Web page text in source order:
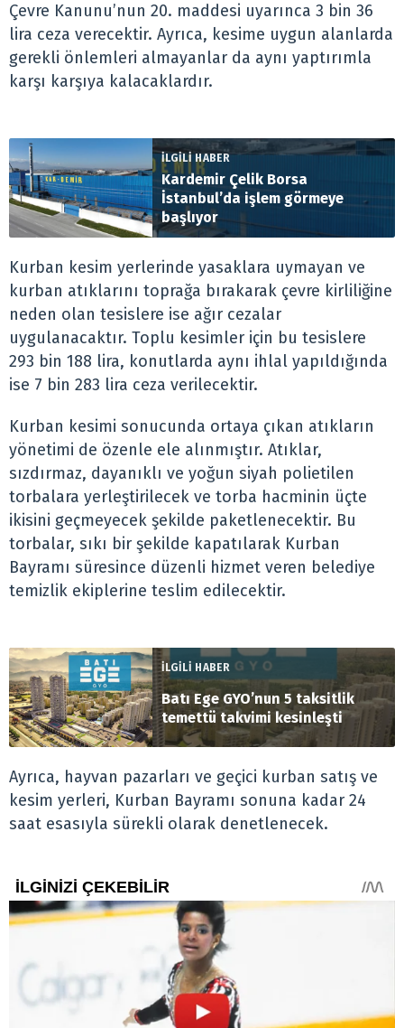
Çevre Kanunu’nun 20. maddesi uyarınca 3 bin 36
lira ceza verecektir. Ayrıca, kesime uygun alanlarda
gerekli önlemleri almayanlar da aynı yaptırımla
karşı karşıya kalacaklardır.
İLGİLİ HABER
Kardemir Çelik Borsa
İstanbul’da işlem görmeye
başlıyor
Kurban kesim yerlerinde yasaklara uymayan ve
kurban atıklarını toprağa bırakarak çevre kirliliğine
neden olan tesislere ise ağır cezalar
uygulanacaktır. Toplu kesimler için bu tesislere
293 bin 188 lira, konutlarda aynı ihlal yapıldığında
ise 7 bin 283 lira ceza verilecektir.
Kurban kesimi sonucunda ortaya çıkan atıkların
yönetimi de özenle ele alınmıştır. Atıklar,
sızdırmaz, dayanıklı ve yoğun siyah polietilen
torbalara yerleştirilecek ve torba hacminin üçte
ikisini geçmeyecek şekilde paketlenecektir. Bu
torbalar, sıkı bir şekilde kapatılarak Kurban
Bayramı süresince düzenli hizmet veren belediye
temizlik ekiplerine teslim edilecektir.
İLGİLİ HABER
Batı Ege GYO’nun 5 taksitlik
temettü takvimi kesinleşti
Ayrıca, hayvan pazarları ve geçici kurban satış ve
kesim yerleri, Kurban Bayramı sonuna kadar 24
saat esasıyla sürekli olarak denetlenecek.